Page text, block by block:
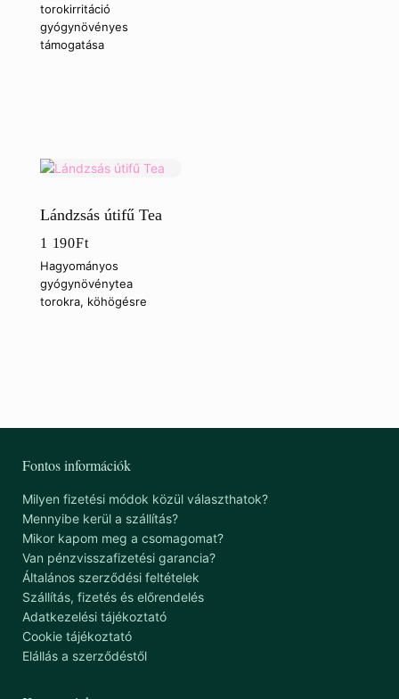
torokirritáció
gyógynövényes
támogatása
Lándzsás útifű Tea
1 190Ft
Hagyományos
gyógynövénytea
torokra, köhögésre
Fontos információk
Milyen fizetési módok közül választhatok?
Mennyibe kerül a szállítás?
Mikor kapom meg a csomagomat?
Van pénzvisszafizetési garancia?
Általános szerződési feltételek
Szállítás, fizetés és előrendelés
Adatkezelési tájékoztató
Cookie tájékoztató
Elállás a szerződéstől